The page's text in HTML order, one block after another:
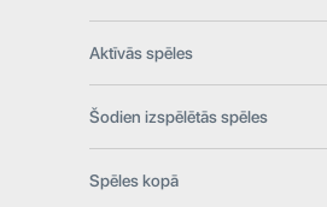
Aktīvās spēles
Šodien izspēlētās spēles
Spēles kopā